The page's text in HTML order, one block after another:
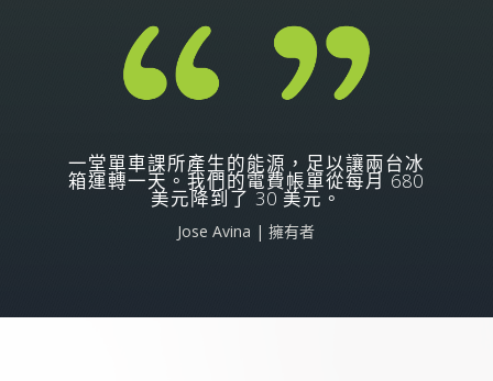
一堂單車課所產生的能源，足以讓兩台冰
箱運轉一天。我們的電費帳單從每月 680
美元降到了 30 美元。
Jose Avina | 擁有者